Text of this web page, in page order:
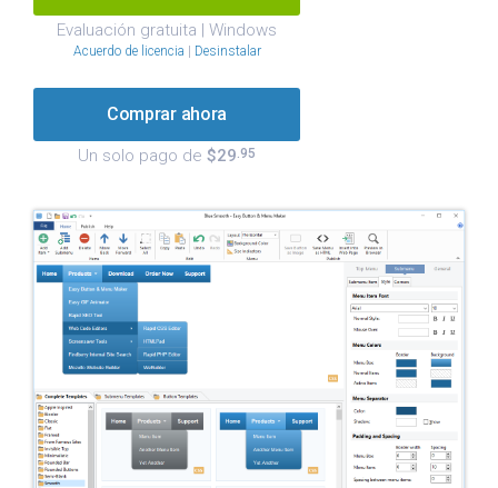
Evaluación gratuita | Windows
Acuerdo de licencia Desinstalar
Comprar ahora
Un solo pago de $29.95